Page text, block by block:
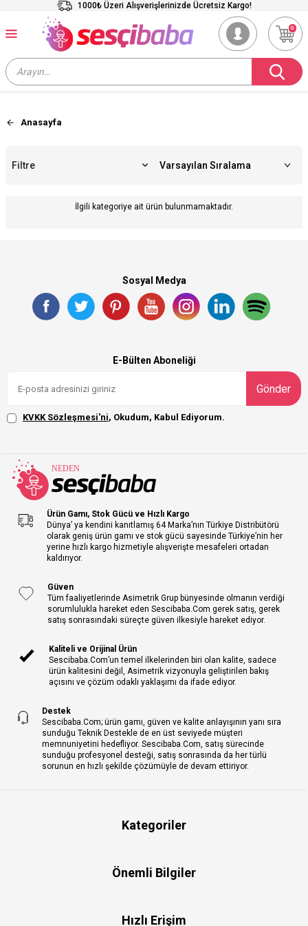
1000₺ Üzeri Alışverişlerinizde Ücretsiz Kargo!
0
Anasayfa
Filtre
İlgili kategoriye ait ürün bulunmamaktadır.
Sosyal Medya
E-Bülten Aboneliği
Gönder
KVKK Sözleşmesi'ni, Okudum, Kabul Ediyorum.
Ürün Gamı, Stok Gücü ve Hızlı Kargo
Dünya’ ya kendini kanıtlamış 64 Marka’nın Türkiye Distribütörü
olarak geniş ürün gamı ve stok gücü sayesinde Türkiye’nin her
yerine hızlı kargo hizmetiyle alışverişte mesafeleri ortadan
kaldırıyor.
Güven
Tüm faaliyetlerinde Asimetrik Grup bünyesinde olmanın verdiği
sorumlulukla hareket eden Sescibaba.Com gerek satış, gerek
satış sonrasındaki süreçte güven ilkesiyle hareket ediyor.
Kaliteli ve Orijinal Ürün
Sescibaba.Com’un temel ilkelerinden biri olan kalite, sadece
ürün kalitesini değil, Asimetrik vizyonuyla geliştirilen bakış
açısını ve çözüm odaklı yaklaşımı da ifade ediyor.
Destek
Sescibaba.Com; ürün gamı, güven ve kalite anlayışının yanı sıra
sunduğu Teknik Destekle de en üst seviyede müşteri
memnuniyetini hedefliyor. Sescibaba.Com, satış sürecinde
sunduğu profesyonel desteği, satış sonrasında da her türlü
sorunun en hızlı şekilde çözümüyle de devam ettiriyor.
Kategoriler
Önemli Bilgiler
Hızlı Erişim